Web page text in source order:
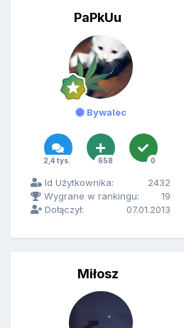
PaPkUu
Bywalec
2,4 tys. 658 0
Id Użytkownika:
2432
Wygrane w rankingu:
19
Dołączył:
07.01.2013
Miłosz